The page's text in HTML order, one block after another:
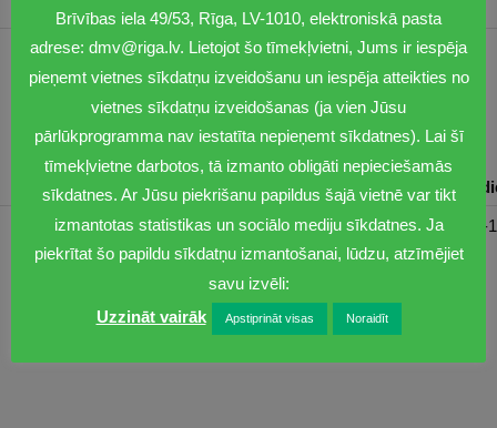
1201
dmv@riga.lv
Pirmdiena Otrdiena Trešdiena Ceturtdiena
08:30-17:00 08:00-17:00 08:00-17:00 08:00-17:00 08:00-
Brīvības iela 49/53, Rīga, LV-1010, elektroniskā pasta
adrese: dmv@riga.lv. Lietojot šo tīmekļvietni, Jums ir iespēja
pieņemt vietnes sīkdatņu izveidošanu un iespēja atteikties no
vietnes sīkdatņu izveidošanas (ja vien Jūsu
pārlūkprogramma nav iestatīta nepieņemt sīkdatnes). Lai šī
tīmekļvietne darbotos, tā izmanto obligāti nepieciešamās
sīkdatnes. Ar Jūsu piekrišanu papildus šajā vietnē var tikt
izmantotas statistikas un sociālo mediju sīkdatnes. Ja
piekrītat šo papildu sīkdatņu izmantošanai, lūdzu, atzīmējiet
savu izvēli:
Uzzināt vairāk
Apstiprināt visas Noraidīt